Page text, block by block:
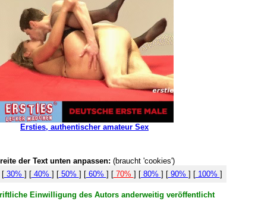
Ersties, authentischer amateur Sex
der Text unten anpassen: (braucht 'cookies')
[30% ] [40% ] [50% ] [60% ] [70% ] [80% ] [90% ] [100% ]
Einwilligung des Autors anderweitig veröffentlicht